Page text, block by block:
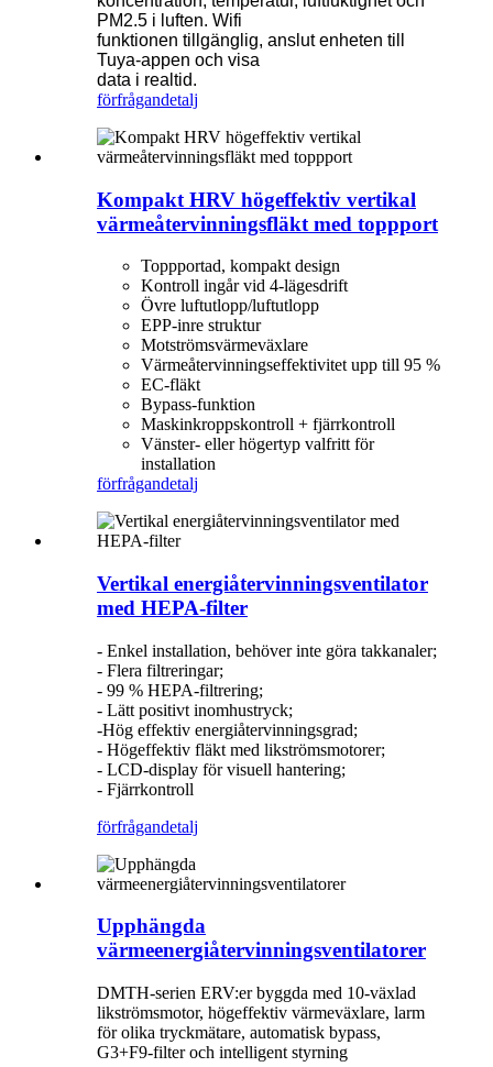
PM2.5 i luften. Wifi
funktionen tillgänglig, anslut enheten till
Tuya-appen och visa
data i realtid.
förfrågandetalj
Kompakt HRV högeffektiv vertikal
värmeåtervinningsfläkt med toppport
Toppportad, kompakt design
Kontroll ingår vid 4-lägesdrift
Övre luftutlopp/luftutlopp
EPP-inre struktur
Motströmsvärmeväxlare
Värmeåtervinningseffektivitet upp till 95 %
EC-fläkt
Bypass-funktion
Maskinkroppskontroll + fjärrkontroll
Vänster- eller högertyp valfritt för
installation
förfrågandetalj
Vertikal energiåtervinningsventilator
med HEPA-filter
- Enkel installation, behöver inte göra takkanaler;
- Flera filtreringar;
- 99 % HEPA-filtrering;
- Lätt positivt inomhustryck;
-Hög effektiv energiåtervinningsgrad;
- Högeffektiv fläkt med likströmsmotorer;
- LCD-display för visuell hantering;
- Fjärrkontroll
förfrågandetalj
Upphängda
värmeenergiåtervinningsventilatorer
DMTH-serien ERV:er byggda med 10-växlad
likströmsmotor, högeffektiv värmeväxlare, larm
för olika tryckmätare, automatisk bypass,
G3+F9-filter och intelligent styrning